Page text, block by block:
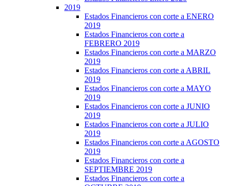
2019
Estados Financieros con corte a ENERO
2019
Estados Financieros con corte a
FEBRERO 2019
Estados Financieros con corte a MARZO
2019
Estados Financieros con corte a ABRIL
2019
Estados Financieros con corte a MAYO
2019
Estados Financieros con corte a JUNIO
2019
Estados Financieros con corte a JULIO
2019
Estados Financieros con corte a AGOSTO
2019
Estados Financieros con corte a
SEPTIEMBRE 2019
Estados Financieros con corte a